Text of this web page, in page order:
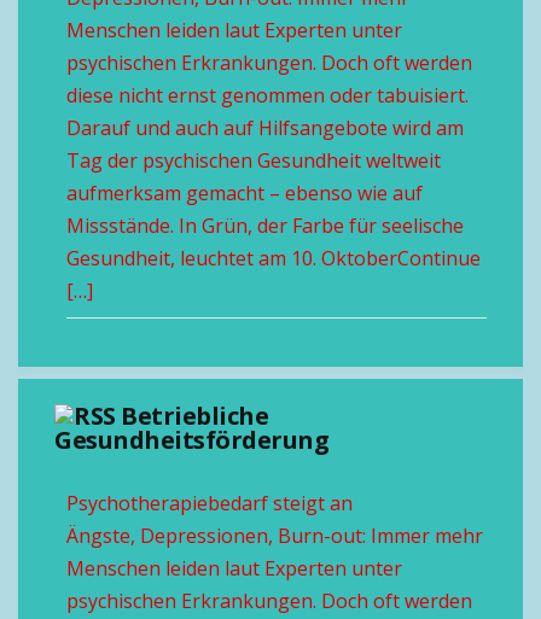
Menschen leiden laut Experten unter
psychischen Erkrankungen. Doch oft werden
diese nicht ernst genommen oder tabuisiert.
Darauf und auch auf Hilfsangebote wird am
Tag der psychischen Gesundheit weltweit
aufmerksam gemacht – ebenso wie auf
Missstände. In Grün, der Farbe für seelische
Gesundheit, leuchtet am 10. OktoberContinue
[…]
Betriebliche
Gesundheitsförderung
Psychotherapiebedarf steigt an
Ängste, Depressionen, Burn-out: Immer mehr
Menschen leiden laut Experten unter
psychischen Erkrankungen. Doch oft werden